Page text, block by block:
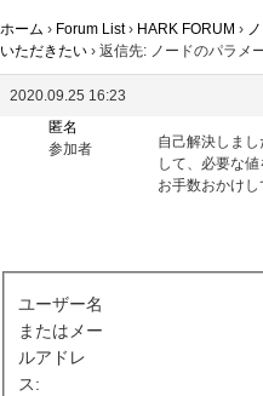
ホーム › Forum List › HARK FORUM ›
いただきたい › 返信先: ノードのパラメ
2020.09.25 16:23
匿名
参加者
自己解決しま
して、必要な値
お手数おかけし
ユーザー名
またはメー
ルアドレ
ス: